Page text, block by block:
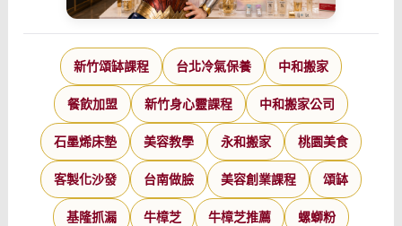
新竹頌缽課程 台北冷氣保養 中和搬家
餐飲加盟 新竹身心靈課程 中和搬家公司
石墨烯床墊 美容教學 永和搬家 桃園美食
客製化沙發 台南做臉 美容創業課程 頌缽
基隆抓漏 牛樟芝 牛樟芝推薦 螺螄粉